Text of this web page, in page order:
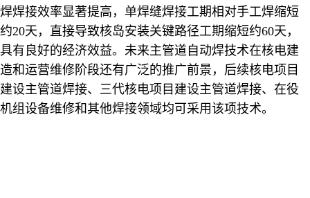
焊焊接效率显著提高，单焊缝焊接工期相对手工焊缩短
约20天，直接导致核岛安装关键路径工期缩短约60天，
具有良好的经济效益。未来主管道自动焊技术在核电建
造和运营维修阶段还有广泛的推广前景，后续核电项目
建设主管道焊接、三代核电项目建设主管道焊接、在役
机组设备维修和其他焊接领域均可采用该项技术。